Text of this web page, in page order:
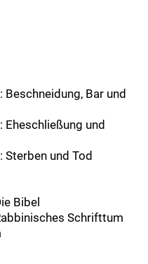
Bar und
und
und Tod
Bibel
Schrifttum